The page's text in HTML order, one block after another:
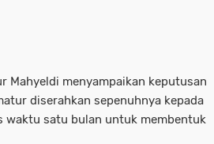
Mahyeldi menyampaikan keputusan
diserahkan sepenuhnya kepada
waktu satu bulan untuk membentuk